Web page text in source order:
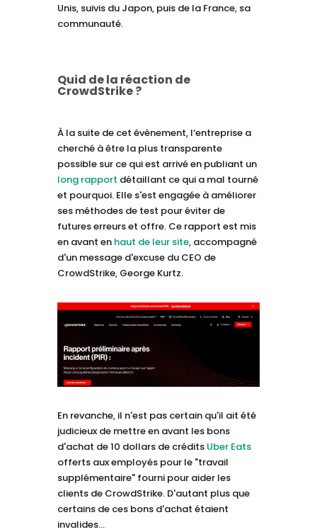
Unis, suivis du Japon, puis de la France, sa
communauté.
Quid de la réaction de
CrowdStrike ?
À la suite de cet évènement, l’entreprise a
cherché à être la plus transparente
possible sur ce qui est arrivé en publiant un
long rapport détaillant ce qui a mal tourné
et pourquoi. Elle s'est engagée à améliorer
ses méthodes de test pour éviter de
futures erreurs et offre. Ce rapport est mis
en avant en haut de leur site, accompagné
d'un message d'excuse du CEO de
CrowdStrike, George Kurtz.
En revanche, il n'est pas certain qu'il ait été
judicieux de mettre en avant les bons
d'achat de 10 dollars de crédits Uber Eats
offerts aux employés pour le "travail
supplémentaire" fourni pour aider les
clients de CrowdStrike. D'autant plus que
certains de ces bons d'achat étaient
invalides…